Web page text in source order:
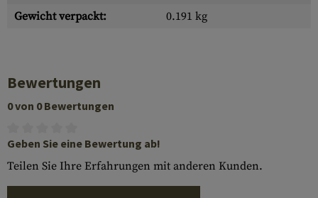
Gewicht verpackt:
0.191 kg
Bewertungen
0 von 0 Bewertungen
Geben Sie eine Bewertung ab!
Teilen Sie Ihre Erfahrungen mit anderen Kunden.